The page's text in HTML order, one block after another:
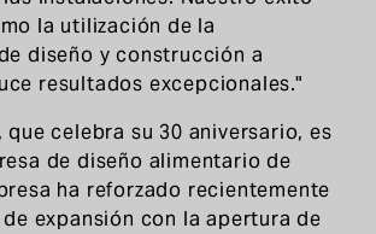
la utilización de la
diseño y construcción a
resultados excepcionales."
que celebra su 30 aniversario, es
de diseño alimentario de
ha reforzado recientemente
expansión con la apertura de